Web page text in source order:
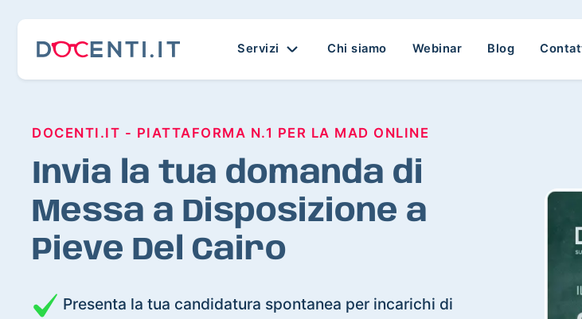
Servizi Chi siamo Webinar Blog
DOCENTI.IT - PIATTAFORMA N.1 PER LA MAD ONLINE
Invia la tua domanda di
Messa a Disposizione a
Pieve Del Cairo
Presenta la tua candidatura spontanea per incarichi di